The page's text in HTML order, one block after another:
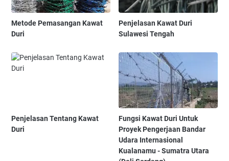
Metode Pemasangan Kawat
Duri
Penjelasan Kawat Duri
Sulawesi Tengah
Penjelasan Tentang Kawat
Duri
Fungsi Kawat Duri Untuk
Proyek Pengerjaan Bandar
Udara Internasional
Kualanamu - Sumatra Utara